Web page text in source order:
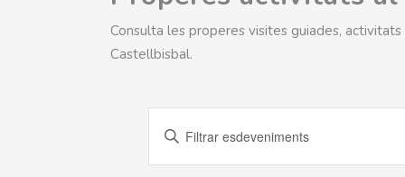
Consulta les properes visites guiades,
Castellbisbal.
Esdeveniments
Search
Introdueix